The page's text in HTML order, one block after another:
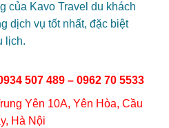
của Kavo Travel du khách
dịch vụ tốt nhất, đặc biệt
lịch.
507 489 – 0962 70 5533
Yên 10A, Yên Hòa, Cầu
Hà Nội